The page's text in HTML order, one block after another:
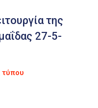
της
27-5-
τύπου